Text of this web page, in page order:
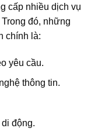
cấp nhiều dịch vụ
đó, những
chính là:
yêu cầu.
thông tin.
động.